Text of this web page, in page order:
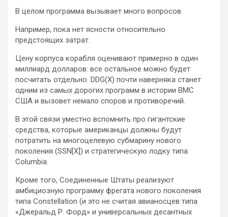
В целом программа вызывает много вопросов.
Например, пока нет ясности относительно
предстоящих затрат.
Цену корпуса корабля оценивают примерно в один
миллиард долларов: все остальное можно будет
посчитать отдельно. DDG(X) почти наверняка станет
одним из самых дорогих программ в истории ВМС
США и вызовет немало споров и противоречий.
В этой связи уместно вспомнить про гигантские
средства, которые американцы должны будут
потратить на многоцелевую субмарину нового
поколения (SSN[X]) и стратегическую лодку типа
Columbia.
Кроме того, Соединенные Штаты реализуют
амбициозную программу фрегата нового поколения
типа Constellation (и это не считая авианосцев типа
«Джеральд Р. Форд» и универсальных десантных